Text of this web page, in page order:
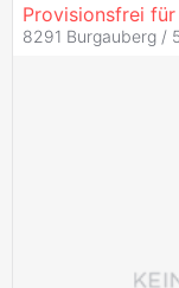
8291 Burgauberg /